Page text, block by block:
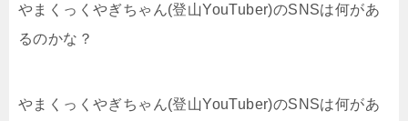
やまくっくやぎちゃん(登山YouTuber)のSNSは何があ
るのかな？
やまくっくやぎちゃん(登山YouTuber)のSNSは何があ